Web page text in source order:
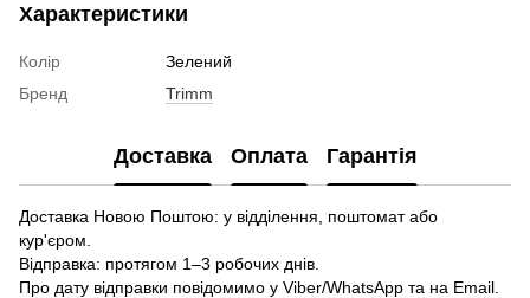
Характеристики
Колір
Зелений
Бренд
Trimm
Доставка Оплата Гарантія
Доставка Новою Поштою: у відділення, поштомат або
кур'єром.
Відправка: протягом 1–3 робочих днів.
Про дату відправки повідомимо у Viber/WhatsApp та на Email.